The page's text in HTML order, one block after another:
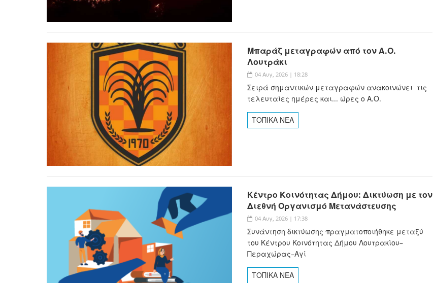
Μπαράζ μεταγραφών από τον Α.Ο.
Λουτράκι
04 Αυγ, 2026 | 18:28
Σειρά σημαντικών μεταγραφών ανακοινώνει τις
τελευταίες ημέρες και... ώρες ο Α.Ο.
ΤΟΠΙΚΑ ΝΕΑ
Κέντρο Κοινότητας Δήμου: Δικτύωση με τον
Διεθνή Οργανισμό Μετανάστευσης
04 Αυγ, 2026 | 17:38
Συνάντηση δικτύωσης πραγματοποιήθηκε μεταξύ
του Κέντρου Κοινότητας Δήμου Λουτρακίου–
Περαχώρας–Αγί
ΤΟΠΙΚΑ ΝΕΑ